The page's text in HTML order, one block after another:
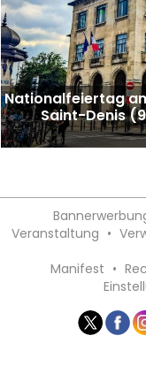
Nationalfeiertag
Saint-Denis
Veranstaltung •
Manifest •